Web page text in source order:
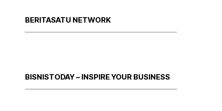
BERITASATU NETWORK
BISNISTODAY – INSPIRE YOUR BUSINESS